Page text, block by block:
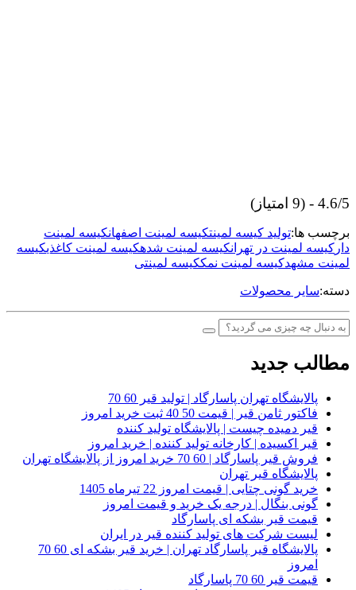
4.6/5 - (9 امتیاز)
برچسب ها:تولید کیسه لمینتکیسه لمینت اصفهانکیسه لمینت
دار کیسه لمینت در تهرانکیسه لمینت شدهکیسه لمینت کاغذیکیسه
لمینت مشهدکیسه لمینت نمککیسه لمینتی
دسته:سایر محصولات
مطالب جدید
پالایشگاه تهران پاسارگاد | تولید قیر 60 70
فاکتور ثامن قیر | قیمت 50 40 ثبت خرید امروز
قیر دمیده چیست | پالایشگاه تولید کننده
قیر اکسیده | کارخانه تولید کننده | خرید امروز
فروش قیر پاسارگاد | 60 70 خرید امروز از پالایشگاه تهران
پالایشگاه قیر تهران
خرید گونی چتایی | قیمت امروز 22 تیرماه 1405
گونی بنگال | درجه یک خرید و قیمت امروز
قیمت قیر بشکه ای پاسارگاد
لیست شرکت های تولید کننده قیر در ایران
پالایشگاه قیر پاسارگاد تهران | خرید قیر بشکه ای 60 70
امروز
قیمت قیر 60 70 پاسارگاد